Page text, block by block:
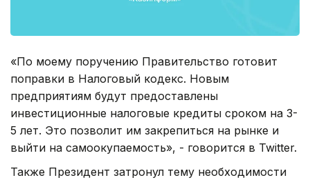
«По моему поручению Правительство готовит
поправки в Налоговый кодекс. Новым
предприятиям будут предоставлены
инвестиционные налоговые кредиты сроком на 3-
5 лет. Это позволит им закрепиться на рынке и
выйти на самоокупаемость», - говорится в Twitter.
Также Президент затронул тему необходимости